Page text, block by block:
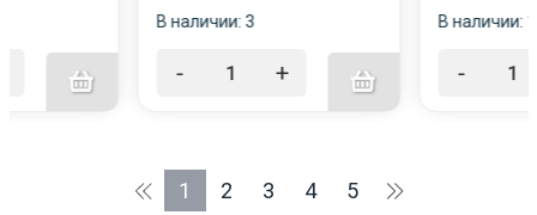
В наличии: 3
- +
В наличии:
-
1 2 3 4 5